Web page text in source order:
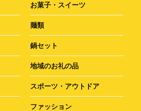
お菓子・スイーツ
麺類
鍋セット
地域のお礼の品
スポーツ・アウトドア
ファッション